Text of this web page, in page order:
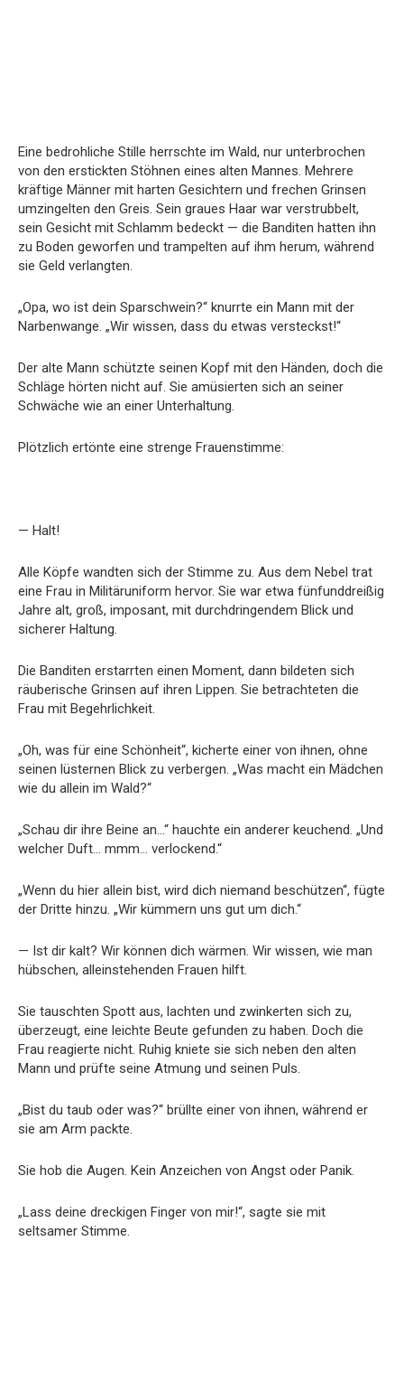
Eine bedrohliche Stille herrschte im Wald, nur unterbrochen
von den erstickten Stöhnen eines alten Mannes. Mehrere
kräftige Männer mit harten Gesichtern und frechen Grinsen
umzingelten den Greis. Sein graues Haar war verstrubbelt,
sein Gesicht mit Schlamm bedeckt — die Banditen hatten ihn
zu Boden geworfen und trampelten auf ihm herum, während
sie Geld verlangten.
„Opa, wo ist dein Sparschwein?“ knurrte ein Mann mit der
Narbenwange. „Wir wissen, dass du etwas versteckst!“
Der alte Mann schützte seinen Kopf mit den Händen, doch die
Schläge hörten nicht auf. Sie amüsierten sich an seiner
Schwäche wie an einer Unterhaltung.
Plötzlich ertönte eine strenge Frauenstimme:
— Halt!
Alle Köpfe wandten sich der Stimme zu. Aus dem Nebel trat
eine Frau in Militäruniform hervor. Sie war etwa fünfunddreißig
Jahre alt, groß, imposant, mit durchdringendem Blick und
sicherer Haltung.
Die Banditen erstarrten einen Moment, dann bildeten sich
räuberische Grinsen auf ihren Lippen. Sie betrachteten die
Frau mit Begehrlichkeit.
„Oh, was für eine Schönheit“, kicherte einer von ihnen, ohne
seinen lüsternen Blick zu verbergen. „Was macht ein Mädchen
wie du allein im Wald?“
„Schau dir ihre Beine an…“ hauchte ein anderer keuchend. „Und
welcher Duft… mmm… verlockend.“
„Wenn du hier allein bist, wird dich niemand beschützen“, fügte
der Dritte hinzu. „Wir kümmern uns gut um dich.“
— Ist dir kalt? Wir können dich wärmen. Wir wissen, wie man
hübschen, alleinstehenden Frauen hilft.
Sie tauschten Spott aus, lachten und zwinkerten sich zu,
überzeugt, eine leichte Beute gefunden zu haben. Doch die
Frau reagierte nicht. Ruhig kniete sie sich neben den alten
Mann und prüfte seine Atmung und seinen Puls.
„Bist du taub oder was?“ brüllte einer von ihnen, während er
sie am Arm packte.
Sie hob die Augen. Kein Anzeichen von Angst oder Panik.
„Lass deine dreckigen Finger von mir!“, sagte sie mit
seltsamer Stimme.